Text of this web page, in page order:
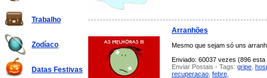
Trabalho
Zodíaco
Datas Festivas
Arranhões
Mesmo que sejam só uns
Enviado: 60037 vezes (896
Enviar Postais - Tags: gripe
recuperacao febre